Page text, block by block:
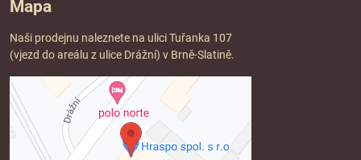
Mapa
Naši prodejnu naleznete na ulici Tuřanka 107
(vjezd do areálu z ulice Drážní) v Brně-Slatině.